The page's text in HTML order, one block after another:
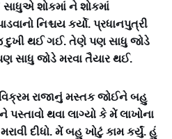
શોકમાં ને શોકમાં
નિશ્ચય કર્યો. પ્રધાનપુત્રી
દુખી થઈ ગઈ. તેણે પણ સાધુ જોડે
સાધુ જોડે મરવા તૈયાર થઈ.
વિક્રમ રાજાનું મસ્તક જોઈને બહુ
થવા લાગ્યો કે મેં લાખોના
દીધો. મેં બહુ ખોટું કામ કર્યું. હું